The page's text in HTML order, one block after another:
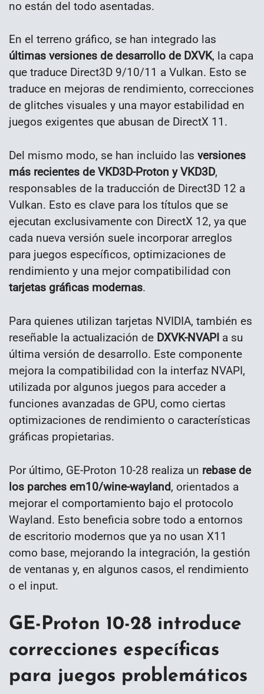
no están del todo asentadas.
En el terreno gráfico, se han integrado las
últimas versiones de desarrollo de DXVK, la capa
que traduce Direct3D 9/10/11 a Vulkan. Esto se
traduce en mejoras de rendimiento, correcciones
de glitches visuales y una mayor estabilidad en
juegos exigentes que abusan de DirectX 11.
Del mismo modo, se han incluido las versiones
más recientes de VKD3D-Proton y VKD3D,
responsables de la traducción de Direct3D 12 a
Vulkan. Esto es clave para los títulos que se
ejecutan exclusivamente con DirectX 12, ya que
cada nueva versión suele incorporar arreglos
para juegos específicos, optimizaciones de
rendimiento y una mejor compatibilidad con
tarjetas gráficas modernas.
Para quienes utilizan tarjetas NVIDIA, también es
reseñable la actualización de DXVK-NVAPI a su
última versión de desarrollo. Este componente
mejora la compatibilidad con la interfaz NVAPI,
utilizada por algunos juegos para acceder a
funciones avanzadas de GPU, como ciertas
optimizaciones de rendimiento o características
gráficas propietarias.
Por último, GE-Proton 10-28 realiza un rebase de
los parches em10/wine-wayland, orientados a
mejorar el comportamiento bajo el protocolo
Wayland. Esto beneficia sobre todo a entornos
de escritorio modernos que ya no usan X11
como base, mejorando la integración, la gestión
de ventanas y, en algunos casos, el rendimiento
o el input.
GE-Proton 10-28 introduce
correcciones específicas
para juegos problemáticos